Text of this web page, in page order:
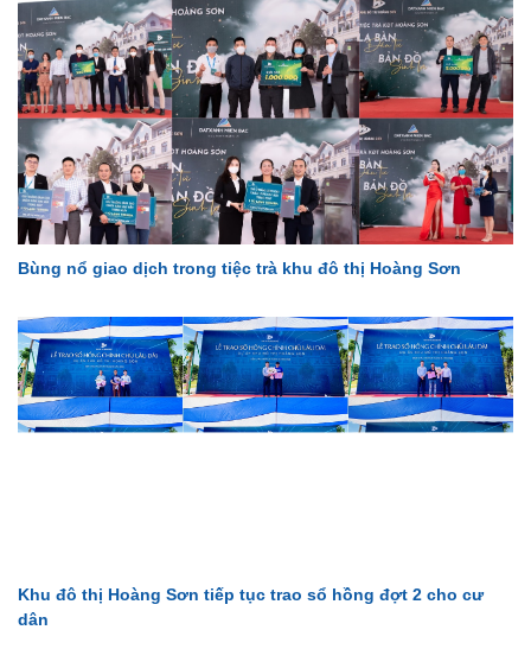
Bùng nổ giao dịch trong tiệc trà khu đô thị Hoàng Sơn
Khu đô thị Hoàng Sơn tiếp tục trao sổ hồng đợt 2 cho cư
dân